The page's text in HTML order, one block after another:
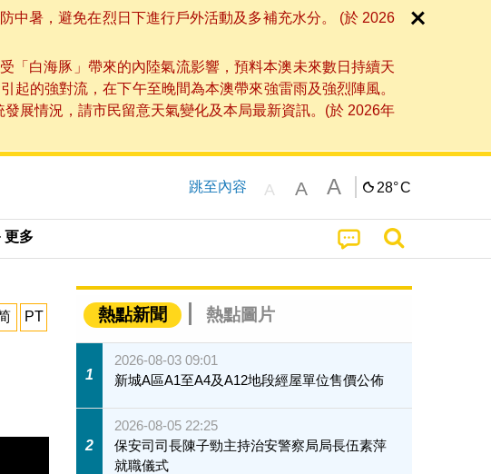
中暑，避免在烈日下進行戶外活動及多補充水分。 (於 2026
「白海豚」帶來的內陸氣流影響，預料本澳未來數日持續天
的強對流，在下午至晚間為本澳帶來強雷雨及強烈陣風。
展情況，請市民留意天氣變化及本局最新資訊。(於 2026年
跳至內容 A A A 28°C
更多
PT 熱點新聞 熱點圖片
1
2026-08-03 09:01
新城A區A1至A4及A12地段經屋單位售價公佈
2
2026-08-05 22:25
保安司司長陳子勁主持治安警察局局長伍素萍
就職儀式